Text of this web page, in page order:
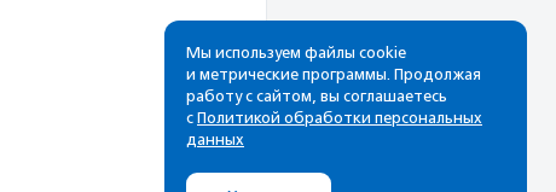
Мы используем файлы cookie
и метрические программы. Продолжая
работу с сайтом, вы соглашаетесь
с Политикой обработки персональных
данных